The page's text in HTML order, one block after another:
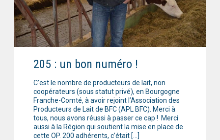
205 : un bon numéro !
C’est le nombre de producteurs de lait, non
coopérateurs (sous statut privé), en Bourgogne
Franche-Comté, à avoir rejoint l’Association des
Producteurs de Lait de BFC (APL BFC). Merci à
tous, nous avons réussi à passer ce cap ! Merci
aussi à la Région qui soutient la mise en place de
cette OP. 200 adhérents, c’était […]